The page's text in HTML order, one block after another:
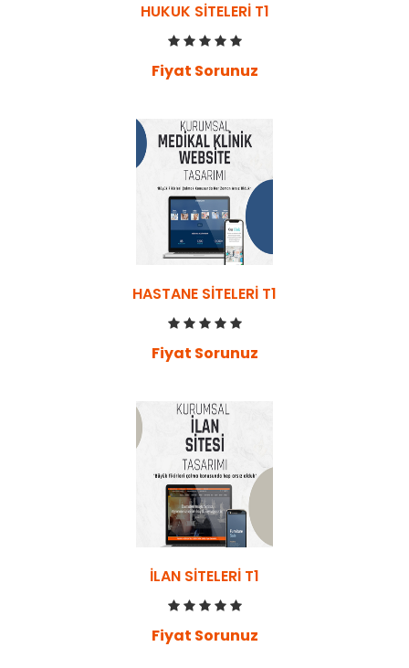
HUKUK SITELERI T1
Fiyat Sorunuz
HASTANE SITELERI T1
Fiyat Sorunuz
İLAN SITELERI T1
Fiyat Sorunuz